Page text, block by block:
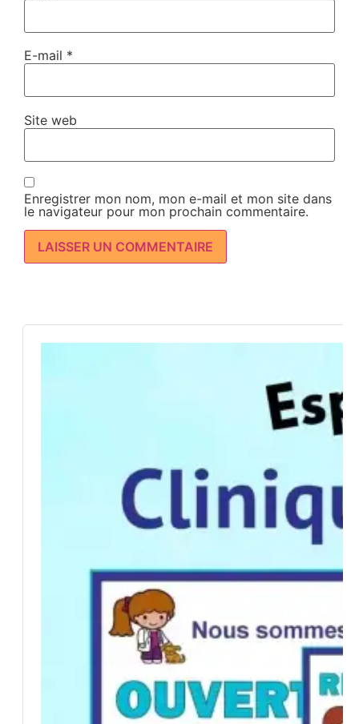
E-mail *
Site web
Enregistrer mon nom, mon e-mail et mon site dans
le navigateur pour mon prochain commentaire.